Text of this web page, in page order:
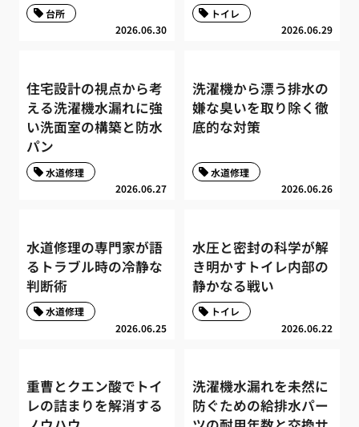
2026.06.30
台所
2026.06.29
トイレ
住宅設計の視点から考
える洗濯機水漏れに強
い洗面室の構築と防水
パン
2026.06.27
水道修理
洗濯機から漂う排水の
嫌な臭いを取り除く徹
底的な対策
2026.06.26
水道修理
水道修理の専門家が語
るトラブル時の冷静な
判断術
2026.06.25
水道修理
水圧と密封の科学が解
き明かすトイレ内部の
静かなる戦い
2026.06.22
トイレ
重曹とクエン酸でトイ
レの詰まりを解消する
洗濯機水漏れを未然に
防ぐための給排水パー